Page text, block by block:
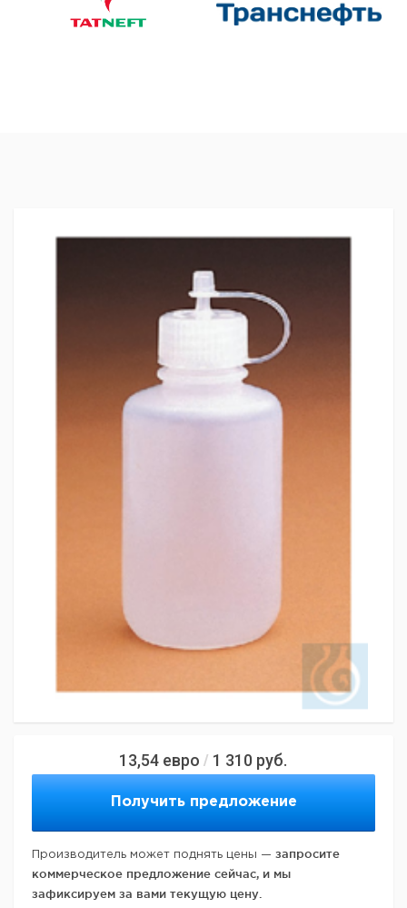
13,54 евро / 1 310 руб.
Получить предложение
Производитель может поднять цены — запросите
коммерческое предложение сейчас, и мы
зафиксируем за вами текущую цену.